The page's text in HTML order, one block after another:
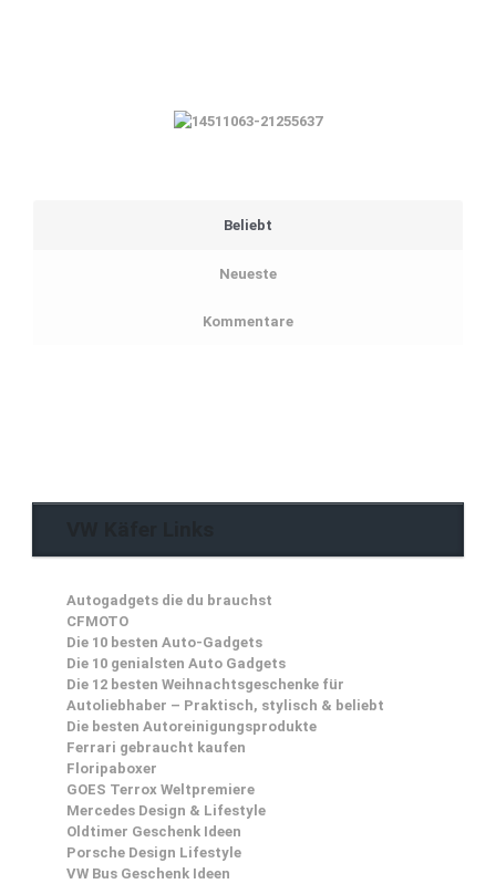
Beliebt
Neueste
Kommentare
Autogadgets die du brauchst
CFMOTO
Die 10 besten Auto-Gadgets
Die 10 genialsten Auto Gadgets
Die 12 besten Weihnachtsgeschenke für
Autoliebhaber – Praktisch, stylisch & beliebt
Die besten Autoreinigungsprodukte
Ferrari gebraucht kaufen
Floripaboxer
GOES Terrox Weltpremiere
Mercedes Design & Lifestyle
Oldtimer Geschenk Ideen
Porsche Design Lifestyle
VW Bus Geschenk Ideen